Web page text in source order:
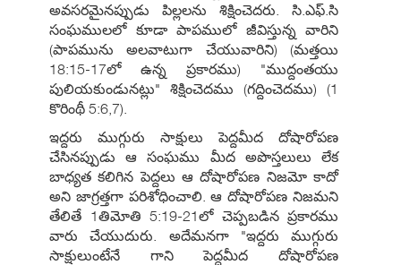
అవసరమైనప్పుడు పిల్లలను శిక్షించెదరు. సి.ఎఫ్.సి
సంఘములలో కూడా పాపములో జీవిస్తున్న వారిని
(పాపమును అలవాటుగా చేయువారిని) (మత్తయి
18:15-17లో ఉన్న ప్రకారము) "ముద్దంతయు
పులియకుండునట్లు" శిక్షించెదము (గద్దించెదము) (1
కొరింథీ 5:6,7).
ఇద్దరు ముగ్గురు సాక్షులు పెద్దమీద దోషారోపణ
చేసినప్పుడు ఆ సంఘము మీద అపొస్తలులు లేక
బాధ్యత కలిగిన పెద్దలు ఆ దోషారోపణ నిజమో కాదో
అని జాగ్రత్తగా పరిశోధించాలి. ఆ దోషారోపణ నిజమని
తేలితే 1తిమోతి 5:19-21లో చెప్పబడిన ప్రకారము
వారు చేయుదురు. అదేమనగా "ఇద్దరు ముగ్గురు
సాక్షులుంటేనే గాని పెద్దమీద దోషారోపణ